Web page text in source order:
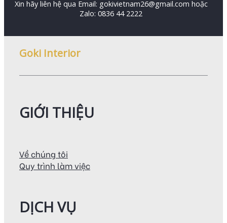
Xin hãy liên hệ qua Email: gokivietnam26@gmail.com hoặc
Zalo: 0836 44 2222
Goki Interior
GIỚI THIỆU
Về chúng tôi
Quy trình làm việc
DỊCH VỤ